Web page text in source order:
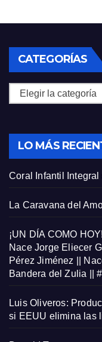
CATEGORÍAS
Categorías
LO MÁS
Coral Infantil
La Caravana del
¡UN DÍA COMO
Nace Jorge Eliecer
Pérez Jiménez ||
Bandera del Zulia ||
Luis Oliveros:
si EEUU elimina las